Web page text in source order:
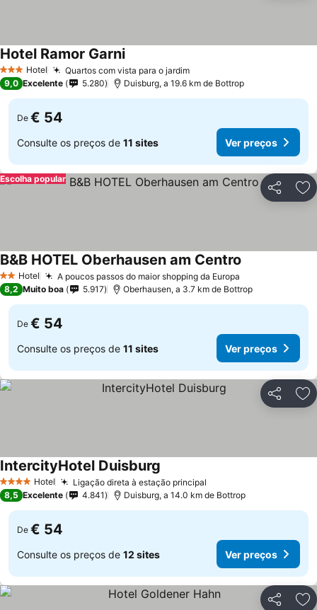
3 EstrelasHotel Quartos com vista para o jardimVer preços
Hotel Ramor GarniVer preços
9,0 Excelente 5.280 Duisburg, a 19.6 km de Bottrop
De € 54
Consulte os preços de 11 sites Ver preços
Partilhar
Escolha popular
2 Estrelas
Hotel A poucos passos do maior shopping da Europa
B&B HOTEL Oberhausen am Centro
8,2 Muito boa 5.917 Oberhausen, a 3.7 km de Bottrop
De € 54
Consulte os preços de 11 sites Ver preços
Partilhar
4 EstrelasHotel Ligação direta à estação principal
IntercityHotel Duisburg
8,5 Excelente 4.841 Duisburg, a 14.0 km de Bottrop
De € 54
Consulte os preços de 12 sites Ver preços
Partilhar